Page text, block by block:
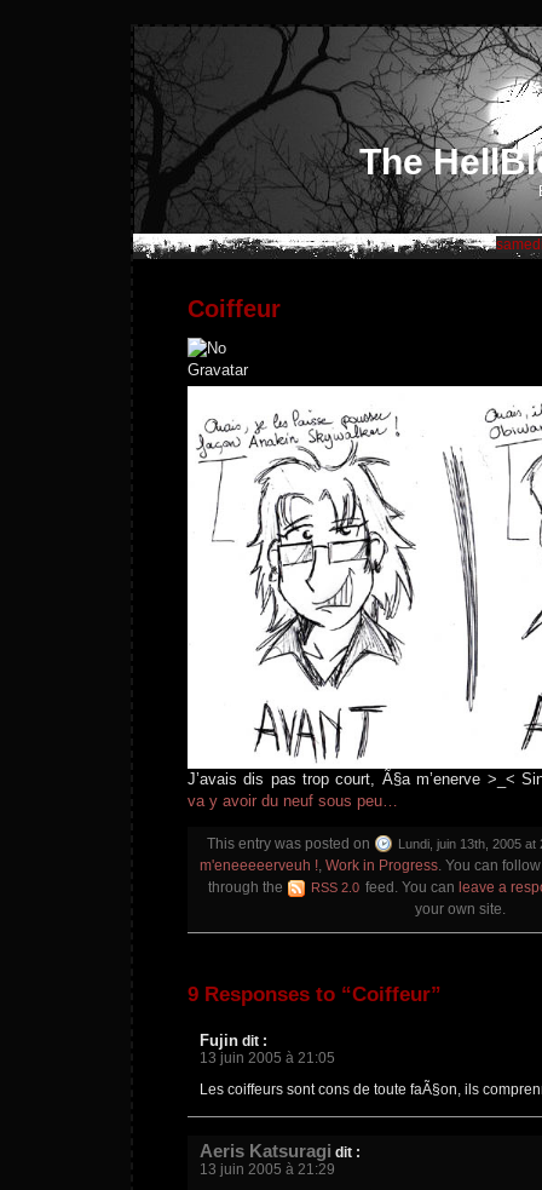
The
Coiffeur
J’avais dis pas trop court, Ã§a m’enerve >_<
va y avoir du neuf sous peu…
This entry was posted on Lundi, juin 13th, 2005 at
m'eneeeeerveuh ! Work in Progress . You can
through the
RSS 2.0 feed. You can leave a
your own site.
9 Responses to “Coiffeur”
Fujin dit :
13 juin 2005 à 21:05
Les coiffeurs sont cons de toute faÃ§on, ils
Aeris Katsuragi dit :
13 juin 2005 à 21:29